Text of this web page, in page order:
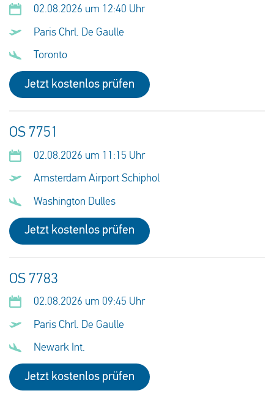
02.08.2026 um 12:40 Uhr
Paris Chrl. De Gaulle
Toronto
Jetzt kostenlos prüfen
OS 7751
02.08.2026 um 11:15 Uhr
Amsterdam Airport Schiphol
Washington Dulles
Jetzt kostenlos prüfen
OS 7783
02.08.2026 um 09:45 Uhr
Paris Chrl. De Gaulle
Newark Int.
Jetzt kostenlos prüfen